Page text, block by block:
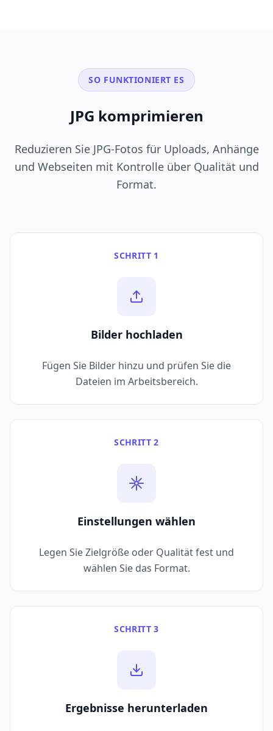
SO FUNKTIONIERT ES
JPG komprimieren
Reduzieren Sie JPG-Fotos für Uploads, Anhänge
und Webseiten mit Kontrolle über Qualität und
Format.
SCHRITT 1
Bilder hochladen
Fügen Sie Bilder hinzu und prüfen Sie die
Dateien im Arbeitsbereich.
SCHRITT 2
Einstellungen wählen
Legen Sie Zielgröße oder Qualität fest und
wählen Sie das Format.
SCHRITT 3
Ergebnisse herunterladen